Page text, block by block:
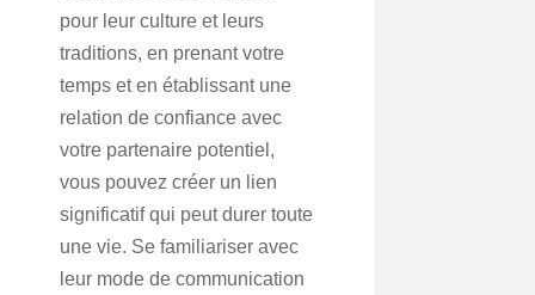
pour leur culture et leurs
traditions, en prenant votre
temps et en établissant une
relation de confiance avec
votre partenaire potentiel,
vous pouvez créer un lien
significatif qui peut durer toute
une vie. Se familiariser avec
leur mode de communication